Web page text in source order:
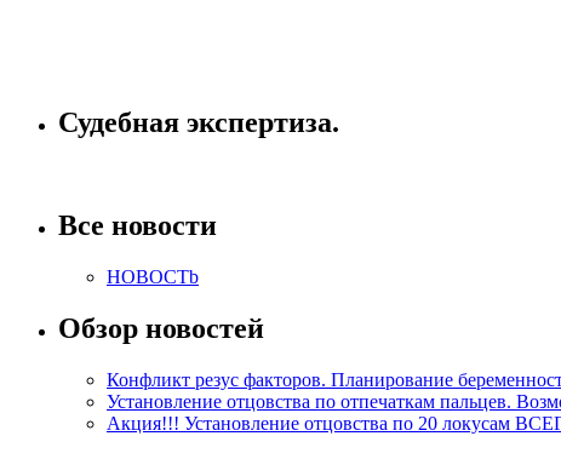
Судебная экспертиза.
Все новости
HOBOCTb
Обзор новостей
Конфликт резус факторов. Планирование
Установление отцовства по отпечаткам пальцев.
Акция!!! Установление отцовства по 20 локусам